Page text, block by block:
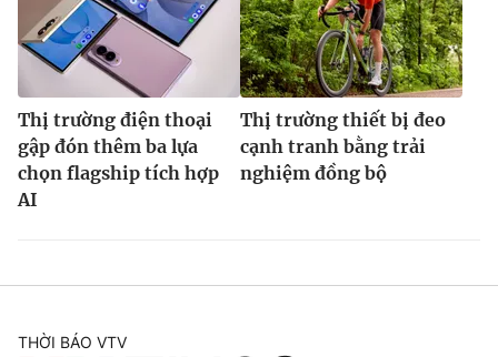
Thị trường điện thoại
gập đón thêm ba lựa
chọn flagship tích hợp
AI
Thị trường thiết bị đeo
cạnh tranh bằng trải
nghiệm đồng bộ
THỜI BÁO VTV